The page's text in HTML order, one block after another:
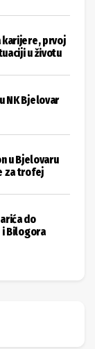
karijere, prvoj
u životu
NK Bjelovar
u Bjelovaru
za trofej
do
i Bilogora